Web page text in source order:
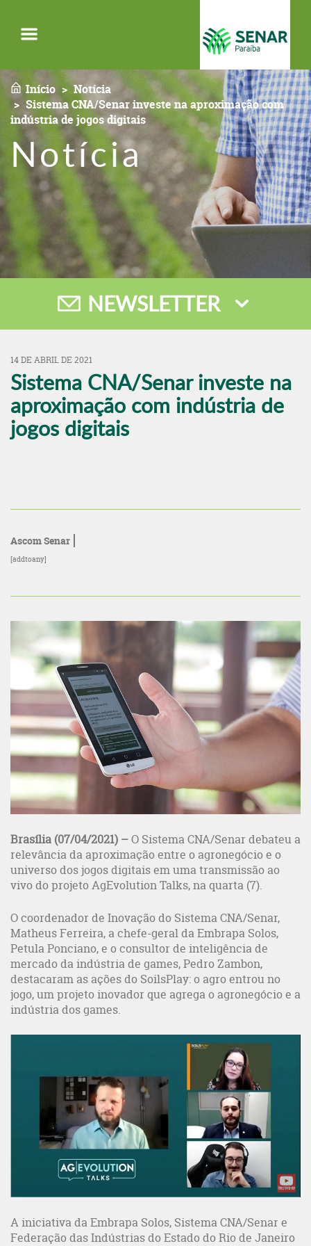
Início
Notícia
Sistema CNA/Senar investe na aproximação com
indústria de jogos digitais
Notícia
NEWSLETTER
14 DE ABRIL DE 2021
Sistema CNA/Senar investe na
aproximação com indústria de
jogos digitais
Ascom Senar
[addtoany]
Brasília (07/04/2021) –O Sistema CNA/Senar debateu a
relevância da aproximação entre o agronegócio e o
universo dos jogos digitais em uma transmissão ao
vivo do projeto AgEvolution Talks, na quarta (7).
O coordenador de Inovação do Sistema CNA/Senar,
Matheus Ferreira, a chefe-geral da Embrapa Solos,
Petula Ponciano, e o consultor de inteligência de
mercado da indústria de games, Pedro Zambon,
destacaram as ações do SoilsPlay: o agro entrou no
jogo, um projeto inovador que agrega o agronegócio e a
indústria dos games.
A iniciativa da Embrapa Solos, Sistema CNA/Senar e
Federação das Indústrias do Estado do Rio de Janeiro